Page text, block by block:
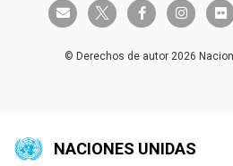
envelopetwitter-x facebook-finstagram
© Derechos de autor 2026
NACIONES UNIDAS